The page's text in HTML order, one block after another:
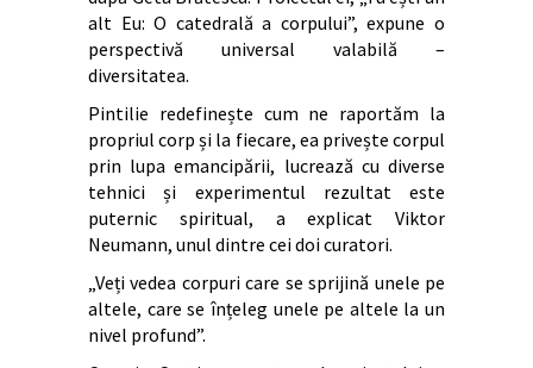
alt Eu: O catedrală a corpului”, expune o
perspectivă universal valabilă –
diversitatea.
Pintilie redefinește cum ne raportăm la
propriul corp și la fiecare, ea privește corpul
prin lupa emancipării, lucrează cu diverse
tehnici și experimentul rezultat este
puternic spiritual, a explicat Viktor
Neumann, unul dintre cei doi curatori.
„Veți vedea corpuri care se sprijină unele pe
altele, care se înțeleg unele pe altele la un
nivel profund”.